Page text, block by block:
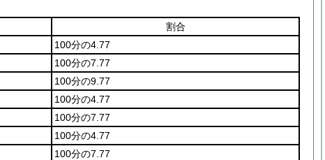
割合
100分の4.77
100分の7.77
100分の9.77
100分の4.77
100分の7.77
100分の4.77
100分の7.77